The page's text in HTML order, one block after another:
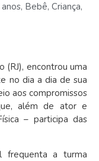
, Bebê, Criança,
(RJ), encontrou uma
no dia a dia de sua
aos compromissos
além de ator e
– participa das
frequenta a turma